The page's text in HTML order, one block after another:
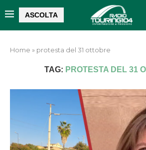
ASCOLTA
Home » protesta del 31 ottobre
TAG: PROTESTA DEL 31